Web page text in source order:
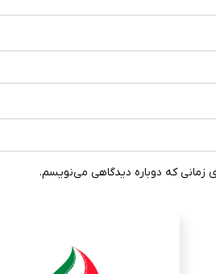
زمانی که دوباره دیدگاهی می‌نویسم.